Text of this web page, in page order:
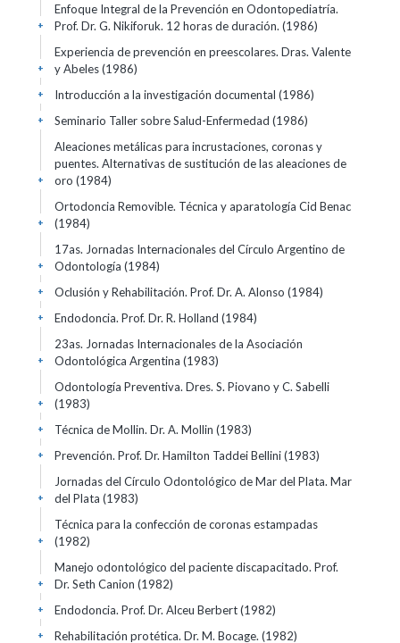
Enfoque Integral de la Prevención en Odontopediatría.
Prof. Dr. G. Nikiforuk. 12 horas de duración. (1986)
+
Experiencia de prevención en preescolares. Dras. Valente
y Abeles(1986)
+
Introducción a la investigación documental (1986)
+
Seminario Taller sobre Salud-Enfermedad (1986)
+
Aleaciones metálicas para incrustaciones, coronas y
puentes. Alternativas de sustitución de las aleaciones de
oro (1984)
+
Ortodoncia Removible. Técnica y aparatología Cid Benac
(1984)
+
17as. Jornadas Internacionales del Círculo Argentino de
Odontología (1984)
+
Oclusión y Rehabilitación. Prof. Dr. A. Alonso (1984)
+
Endodoncia. Prof. Dr. R. Holland (1984)
+
23as. Jornadas Internacionales de la Asociación
Odontológica Argentina (1983)
+
Odontología Preventiva. Dres. S. Piovano y C. Sabelli
(1983)
+
Técnica de Mollin. Dr. A. Mollin (1983)
+
Prevención. Prof. Dr. Hamilton Taddei Bellini(1983)
+
Jornadas del Círculo Odontológico de Mar del Plata. Mar
del Plata (1983)
+
Técnica para la confección de coronas estampadas
(1982)
+
Manejo odontológico del paciente discapacitado. Prof.
Dr. Seth Canion (1982)
+
Endodoncia. Prof. Dr. Alceu Berbert(1982)
+
Rehabilitación protética. Dr. M. Bocage. (1982)
+